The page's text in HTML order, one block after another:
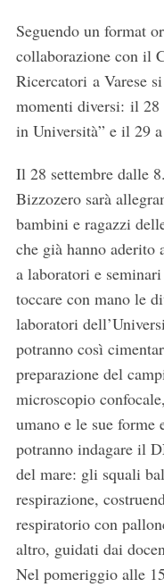
Seguendo un format
collaborazione con il
Ricercatori a Varese
momenti diversi: il 28
in Università” e il 29
Il 28 settembre dalle
Bizzozero sarà
bambini e ragazzi
che già hanno aderito
a laboratori e
toccare con mano le
laboratori
potranno così
preparazione del
microscopio
umano e le sue
potranno indagare il
del mare: gli squali
respirazione,
respiratorio con
altro, guidati dai
Nel pomeriggio alle